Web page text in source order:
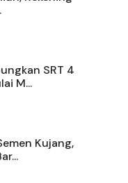
SRT 4
M...
Kujang,